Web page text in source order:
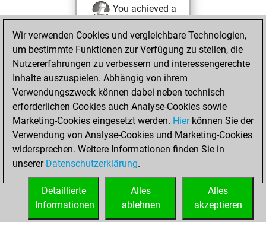
You achieved a
You achieved a
new Elo of 1623
Donnerstag, April
20, 2023
You created
your Fritz account
Fritz
You
account
Studies
Wir verwenden Cookies und vergleichbare Technologien,
um bestimmte Funktionen zur Verfügung zu stellen, die
Nutzererfahrungen zu verbessern und interessengerechte
Inhalte auszuspielen. Abhängig von ihrem
Verwendungszweck können dabei neben technisch
erforderlichen Cookies auch Analyse-Cookies sowie
Marketing-Cookies eingesetzt werden. Hierkönnen Sie der
Verwendung von Analyse-Cookies und Marketing-Cookies
widersprechen. Weitere Informationen finden Sie in
unserer Datenschutzerklärung.
Alles
akzeptieren
Alles
ablehnen
Detaillierte
Informationen